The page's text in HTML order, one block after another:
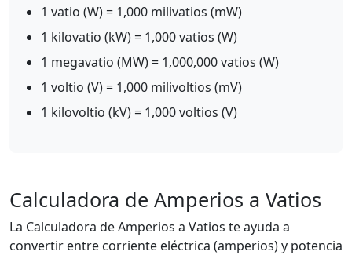
1 vatio (W) = 1,000 milivatios (mW)
1 kilovatio (kW) = 1,000 vatios (W)
1 megavatio (MW) = 1,000,000 vatios (W)
1 voltio (V) = 1,000 milivoltios (mV)
1 kilovoltio (kV) = 1,000 voltios (V)
Calculadora de Amperios a Vatios
La Calculadora de Amperios a Vatios te ayuda a
convertir entre corriente eléctrica (amperios) y potencia